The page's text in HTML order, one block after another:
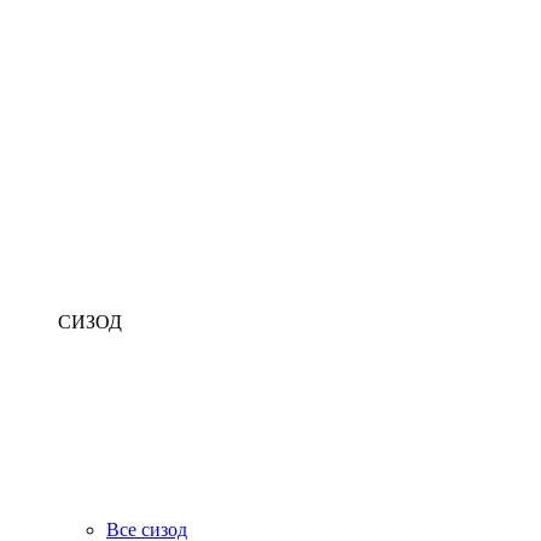
СИЗОД
Все сизод